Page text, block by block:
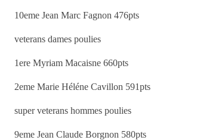
10eme Jean Marc Fagnon 476pts
veterans dames poulies
1ere Myriam Macaisne 660pts
2eme Marie Héléne Cavillon 591pts
super veterans hommes poulies
9eme Jean Claude Borgnon 580pts